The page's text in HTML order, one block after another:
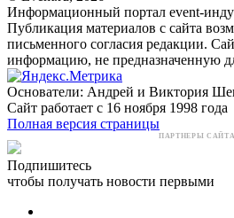
Информационный портал event-
Публикация материалов с сайта
письменного согласия редакции.
информацию, не предназначенную
Основатели: Андрей и Виктория
Сайт работает с 16 ноября 1998 года
Полная версия страницы
ПАРТНЕРЫ
Подпишитесь
чтобы получать новости первыми